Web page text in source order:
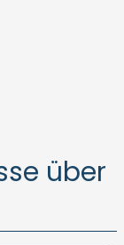
über